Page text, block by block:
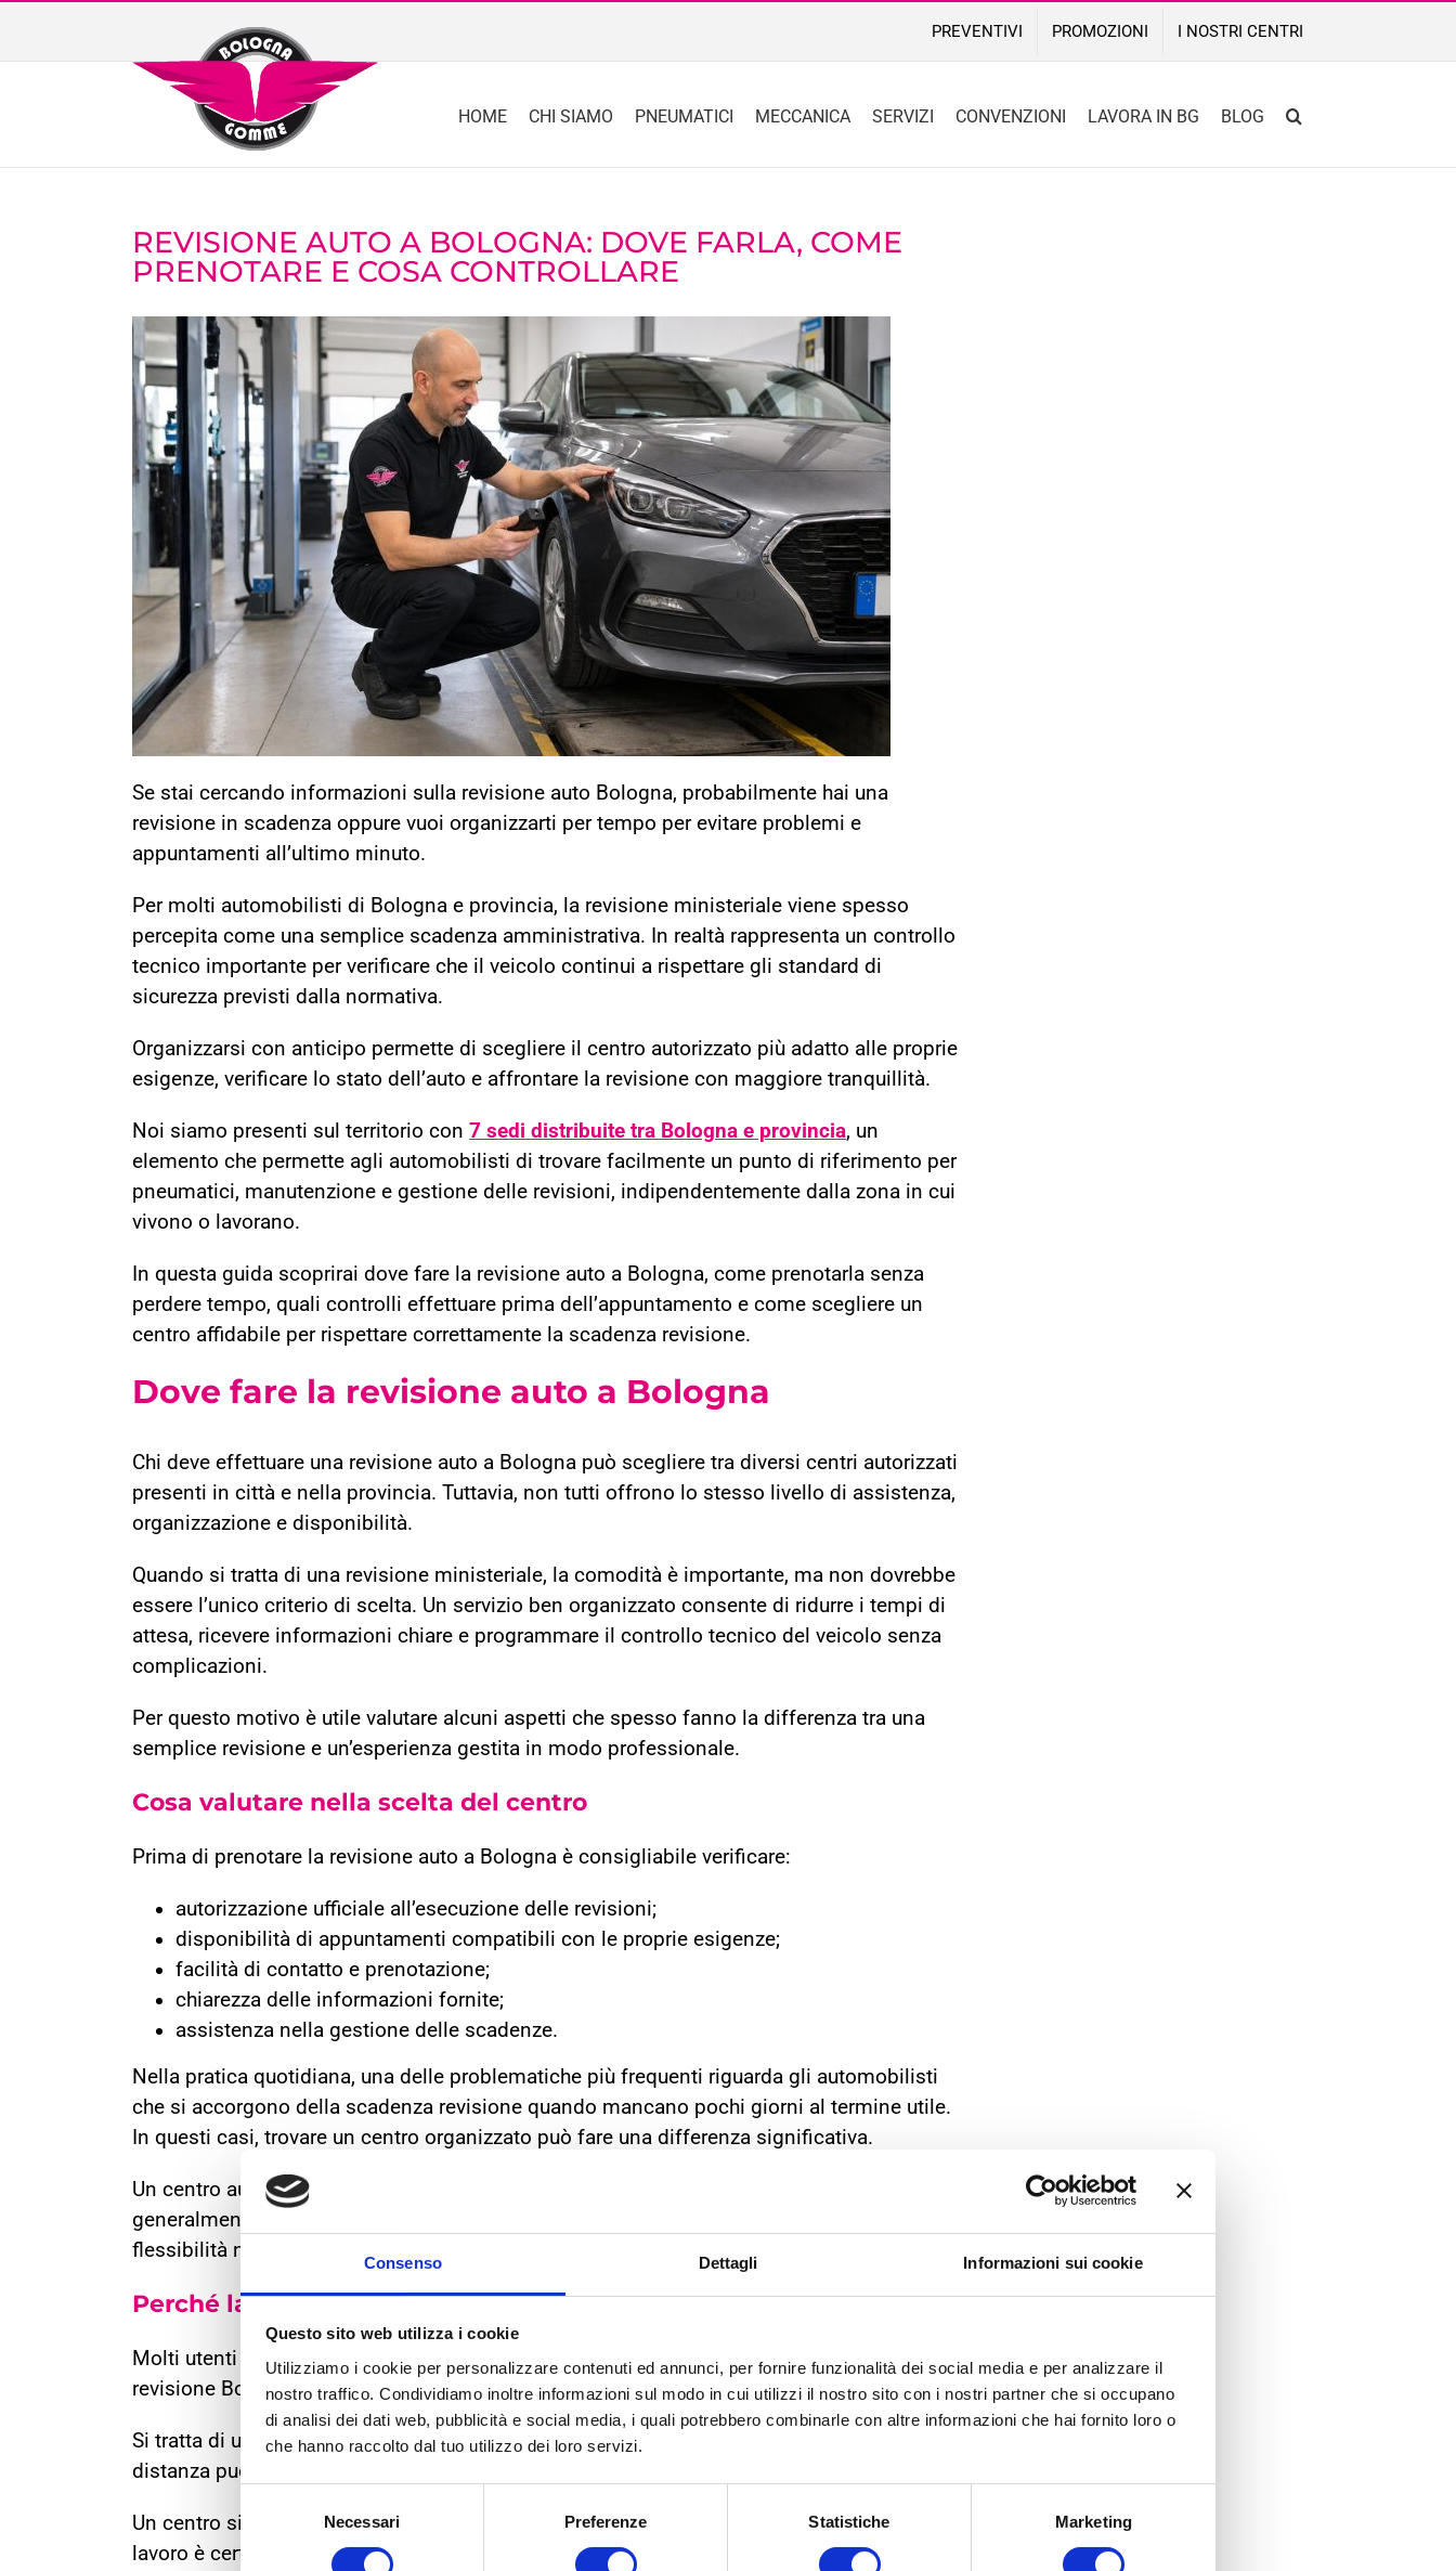
Consenso Dettagli Informazioni sui cookie
Questo sito web utilizza i cookie
Utilizziamo i cookie per personalizzare contenuti ed annunci, per fornire funzionalità dei social media e per analizzare il
nostro traffico. Condividiamo inoltre informazioni sul modo in cui utilizzi il nostro sito con i nostri partner che si occupano
di analisi dei dati web, pubblicità e social media, i quali potrebbero combinarle con altre informazioni che hai fornito loro o
che hanno raccolto dal tuo utilizzo dei loro servizi.
del
consenso
Necessari Preferenze Statistiche Marketing
content
PREVENTIVI PROMOZIONI I NOSTRI CENTRI
HOME CHI SIAMO PNEUMATICI MECCANICA SERVIZI CONVENZIONI LAVORA IN BG BLOG
REVISIONE AUTO A BOLOGNA: DOVE FARLA, COME
PRENOTARE E COSA CONTROLLARE
Se stai cercando informazioni sulla revisione auto Bologna, probabilmente hai una
revisione in scadenza oppure vuoi organizzarti per tempo per evitare problemi e
appuntamenti all’ultimo minuto.
Per molti automobilisti di Bologna e provincia, la revisione ministeriale viene spesso
percepita come una semplice scadenza amministrativa. In realtà rappresenta un controllo
tecnico importante per verificare che il veicolo continui a rispettare gli standard di
sicurezza previsti dalla normativa.
Organizzarsi con anticipo permette di scegliere il centro autorizzato più adatto alle proprie
esigenze, verificare lo stato dell’auto e affrontare la revisione con maggiore tranquillità.
Noi siamo presenti sul territorio con 7 sedi distribuite tra Bologna e provincia, un
elemento che permette agli automobilisti di trovare facilmente un punto di riferimento per
pneumatici, manutenzione e gestione delle revisioni, indipendentemente dalla zona in cui
vivono o lavorano.
In questa guida scoprirai dove fare la revisione auto a Bologna, come prenotarla senza
perdere tempo, quali controlli effettuare prima dell’appuntamento e come scegliere un
centro affidabile per rispettare correttamente la scadenza revisione.
Dove fare la revisione auto a Bologna
Chi deve effettuare una revisione auto a Bologna può scegliere tra diversi centri autorizzati
presenti in città e nella provincia. Tuttavia, non tutti offrono lo stesso livello di assistenza,
organizzazione e disponibilità.
Quando si tratta di una revisione ministeriale, la comodità è importante, ma non dovrebbe
essere l’unico criterio di scelta. Un servizio ben organizzato consente di ridurre i tempi di
attesa, ricevere informazioni chiare e programmare il controllo tecnico del veicolo senza
complicazioni.
Per questo motivo è utile valutare alcuni aspetti che spesso fanno la differenza tra una
semplice revisione e un’esperienza gestita in modo professionale.
Cosa valutare nella scelta del centro
Prima di prenotare la revisione auto a Bologna è consigliabile verificare:
autorizzazione ufficiale all’esecuzione delle revisioni;
disponibilità di appuntamenti compatibili con le proprie esigenze;
facilità di contatto e prenotazione;
chiarezza delle informazioni fornite;
assistenza nella gestione delle scadenze.
Nella pratica quotidiana, una delle problematiche più frequenti riguarda gli automobilisti
che si accorgono della scadenza revisione quando mancano pochi giorni al termine utile.
In questi casi, trovare un centro organizzato può fare una differenza significativa.
Un centro autorizzato che gestisce regolarmente revisioni nella zona di Bologna è
generalmente in grado di fornire indicazioni precise, assistenza preventiva e maggiore
flessibilità nella pianificazione dell’appuntamento.
Perché la vicinanza non basta
Molti utenti iniziano la ricerca digitando online “revisione auto vicino a me” oppure “centro
revisione Bologna”.
Si tratta di un comportamento comprensibile, ma limitare la scelta esclusivamente alla
distanza può portare a trascurare aspetti altrettanto importanti.
Un centro situato in una posizione comoda rispetto alla propria abitazione o al luogo di
lavoro è certamente un vantaggio, soprattutto in una città come Bologna, dove traffico e